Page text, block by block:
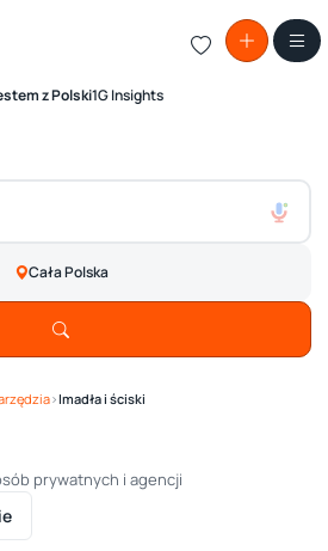
z Polski1G Insights
Cała Polska
›Imadła i ściski
prywatnych i agencji